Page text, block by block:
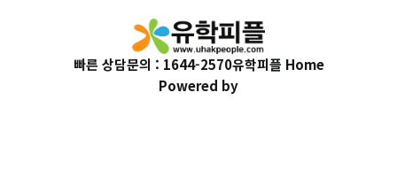
빠른 상담문의 : 1644-2570유학피플 Home
Powered by